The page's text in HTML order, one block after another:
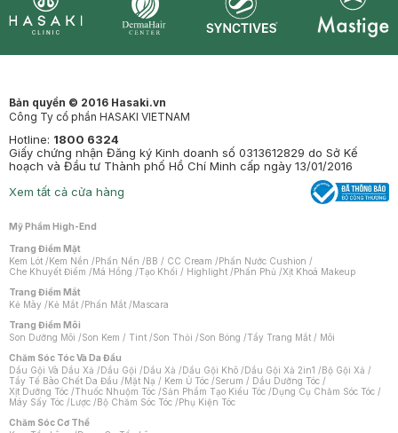
Bản quyền © 2016 Hasaki.vn
Công Ty cổ phần HASAKI VIETNAM
Hotline: 1800 6324
Giấy chứng nhận Đăng ký Kinh doanh số 0313612829 do Sở Kế
hoạch và Đầu tư Thành phố Hồ Chí Minh cấp ngày 13/01/2016
Xem tất cả cửa hàng
Mỹ Phẩm High-End
Trang Điểm Mặt
Kem Lót /Kem Nền /Phấn Nền /BB / CC Cream /Phấn Nước Cushion /
Che Khuyết Điểm /Má Hồng /Tạo Khối / Highlight /Phấn Phủ /Xịt Khoá Makeup
Trang Điểm Mắt
Kẻ Mày /Kẻ Mắt /Phấn Mắt /Mascara
Trang Điểm Môi
Son Dưỡng Môi /Son Kem / Tint /Son Thỏi /Son Bóng /Tẩy Trang Mắt / Môi
Chăm Sóc Tóc Và Da Đầu
Dầu Gội Và Dầu Xả /Dầu Gội /Dầu Xả /Dầu Gội Khô /Dầu Gội Xả 2in1 /Bộ Gội Xả /
Tẩy Tế Bào Chết Da Đầu /Mặt Nạ / Kem Ủ Tóc /Serum / Dầu Dưỡng Tóc /
Xịt Dưỡng Tóc /Thuốc Nhuộm Tóc /Sản Phẩm Tạo Kiểu Tóc /Dụng Cụ Chăm Sóc Tóc /
Máy Sấy Tóc /Lược /Bộ Chăm Sóc Tóc /Phụ Kiện Tóc
Chăm Sóc Cơ Thể